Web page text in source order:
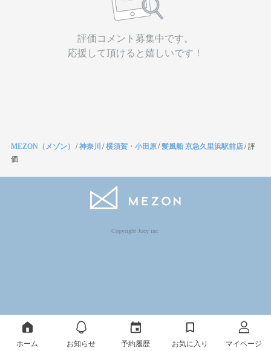
評価コメント募集中です。
応援して頂けると嬉しいです！
MEZON（メゾン） /神奈川 /横須賀・小田原/髪風船 京急久里浜駅前店/評
価
Copyright Jocy inc.
ホーム お知らせ 予約履歴 お気に入り マイページ